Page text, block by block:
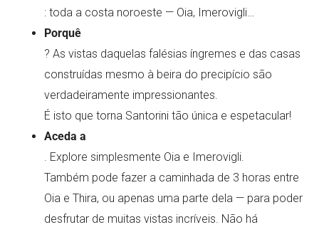
: toda a costa noroeste — Oia, Imerovigli…
Porquê
? As vistas daquelas falésias íngremes e das casas
construídas mesmo à beira do precipício são
verdadeiramente impressionantes.
É isto que torna Santorini tão única e espetacular!
Aceda a
. Explore simplesmente Oia e Imerovigli.
Também pode fazer a caminhada de 3 horas entre
Oia e Thira, ou apenas uma parte dela — para poder
desfrutar de muitas vistas incríveis. Não há